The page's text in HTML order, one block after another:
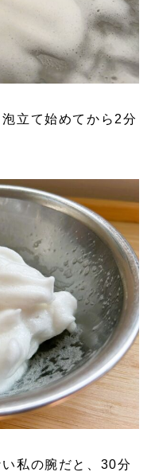
立て始めてから2分
私の腕だと、30分